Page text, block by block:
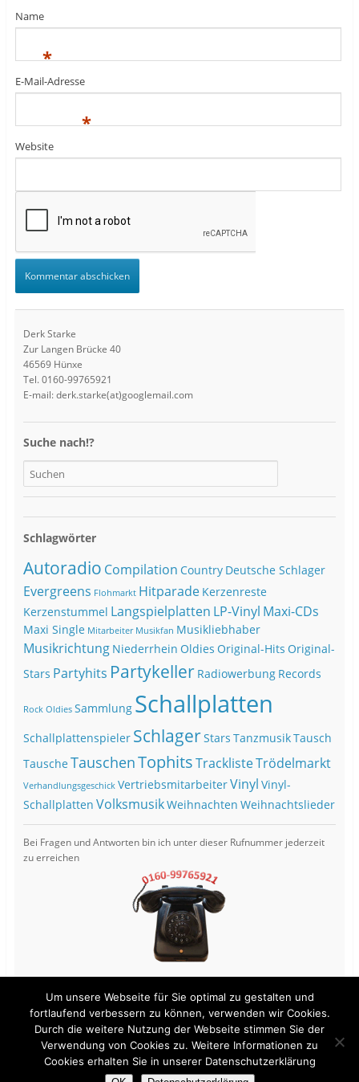
Name
*
E-Mail-Adresse
*
Website
Derk Starke
Zur Langen Brücke 40
46569 Hünxe
Tel. 0160-99765921
E-mail: derk.starke(at)googlemail.com
Suche nach!?
Schlagwörter
Autoradio Compilation Country Deutsche Schlager
Evergreens Flohmarkt Hitparade Kerzenreste
Kerzenstummel Langspielplatten LP-Vinyl Maxi-CDs
Maxi Single Mitarbeiter Musikfan Musikliebhaber
Musikrichtung Niederrhein Oldies Original-Hits Original-
Stars Partyhits Partykeller Radiowerbung Records
Rock Oldies Sammlung Schallplatten
Schallplattenspieler SchlagerStars TanzmusikTausch
TauscheTauschenTophitsTracklisteTrödelmarkt
Verhandlungsgeschick VertriebsmitarbeiterVinyl Vinyl-
Schallplatten VolksmusikWeihnachten Weihnachtslieder
Bei Fragen und Antworten bin ich unter dieser Rufnummer jederzeit
zu erreichen
View Full Site
Proudly powered by WordPress
Um unsere Webseite für Sie optimal zu gestalten und
fortlaufend verbessern zu können, verwenden wir Cookies.
Durch die weitere Nutzung der Webseite stimmen Sie der
Verwendung von Cookies zu. Weitere Informationen zu
Cookies erhalten Sie in unserer Datenschutzerklärung